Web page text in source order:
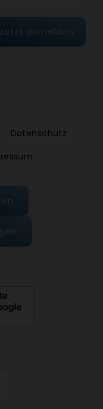
Jetzt anmelden
Datenschutz